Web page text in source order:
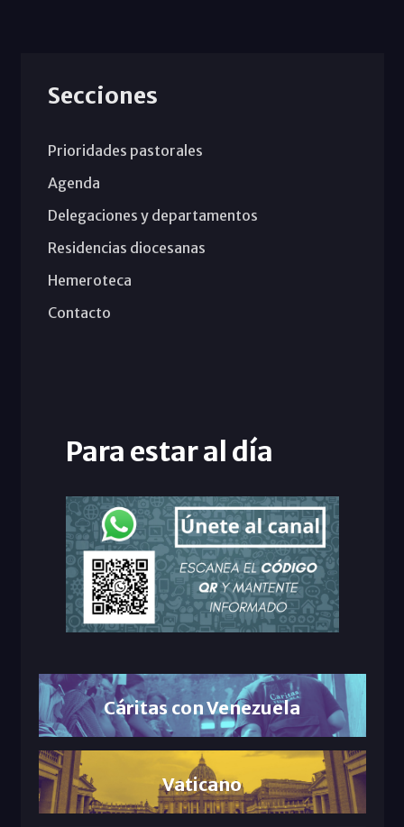
Secciones
Prioridades pastorales
Agenda
Delegaciones y departamentos
Residencias diocesanas
Hemeroteca
Contacto
Para estar al día
Cáritas con Venezuela
Vaticano